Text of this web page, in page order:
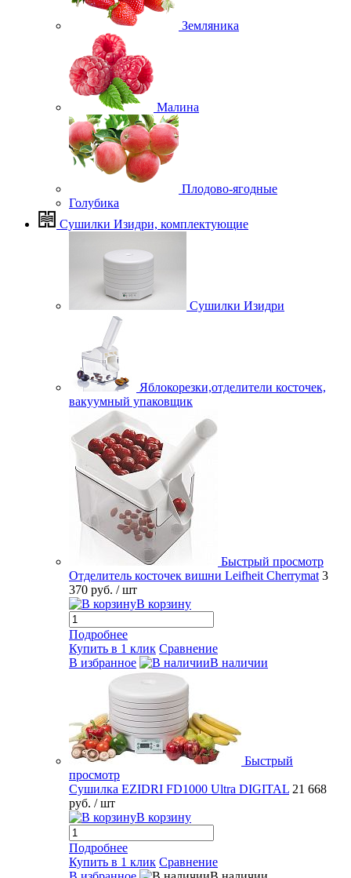
Земляника
Малина
Плодово-ягодные
Голубика
Сушилки Изидри, комплектующие
Сушилки Изидри
Яблокорезки,отделители косточек,
вакуумный упаковщик
Быстрый просмотр
Отделитель косточек вишни Leifheit Cherrymat 3
370 руб. / шт
В корзину
Подробнее
Купить в 1 клик Сравнение
В избранное
В наличии
Быстрый
просмотр
Сушилка EZIDRI FD1000 Ultra DIGITAL 21 668
руб. / шт
В корзину
Подробнее
Купить в 1 клик Сравнение